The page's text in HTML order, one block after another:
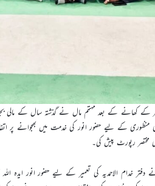
کے کھانے کے بعد مہتمم مال نے گذشتہ سال کے
کے ليے حضور انور کی خدمت میں بھجوانے پر
مختصر رپورٹ پیش کی۔
خدام الاحمدیہ کی تعمیر کے ليے حضور انور ایدہ